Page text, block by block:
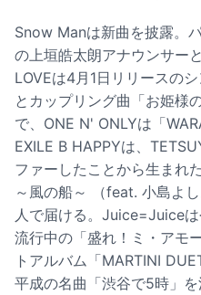
Snow Manは新曲を披露。
の上垣皓太朗アナウンサー
LOVEは4月1日リリースの
とカップリング曲「お姫様
で、ONE N' ONLYは「
EXILE B HAPPYは、
ファーしたことから生まれ
～風の船～ （feat. 小島よ
人で届ける。Juice=Juice
流行中の「盛れ！ミ・アモ
トアルバム「MARTINI
平成の名曲「渋谷で5時」